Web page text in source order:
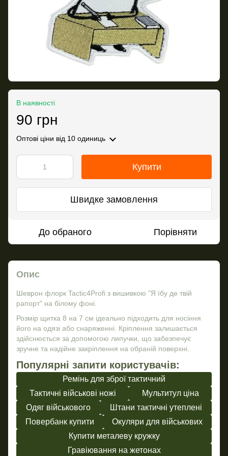
В наявності
90 грн
Оптові ціни від 10 одиниць
Купити
Швидке замовлення
До обраного Порівняти
Опис
Шеврон флорк Tactic4Profi з вишивкою "Я їбу де твій
рапорт" на білому фоні.
Розмір щитка 8 на 7 см ідеально підходить для носіння
його на одязі або снаряженні. Кріплення залишається
здійснюється за допомогою липучки, що забезпечує
зручне та надійне закріплення на обраній поверхні.
Популярні запити користувачів:
Ремінь для зброї тактичний
Тактичні військові ножі
Мультитул ціна
Одяг військового
Штани тактичні утеплені
Повербанк купити
Окуляри для військових
Купити металеву кружку
Гравіювання на жетонах